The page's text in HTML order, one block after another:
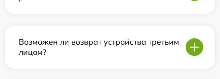
Возможен ли возврат устройства третьим
лицом?